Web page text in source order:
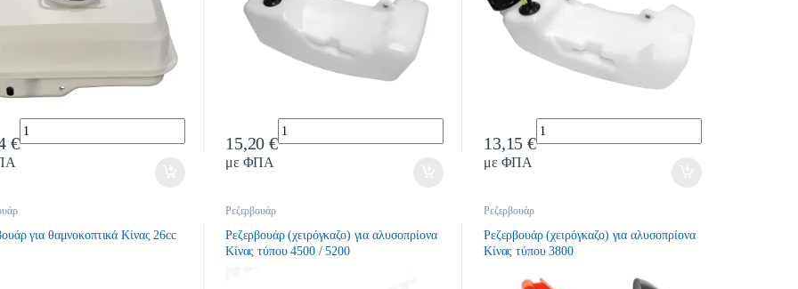
€
Quantity
15,20€
με ΦΠΑ
Quantity
13,15€
με ΦΠΑ
Quantity
για θαμνοκοπτικά Κίνας 26cc
Ρεζερβουάρ
Ρεζερβουάρ (χειρόγκαζο) για αλυσοπρίονα
Κίνας τύπου 4500 / 5200
Ρεζερβουάρ
Ρεζερβουάρ (χειρόγκαζο) για αλυσοπρίονα
Κίνας τύπου 3800